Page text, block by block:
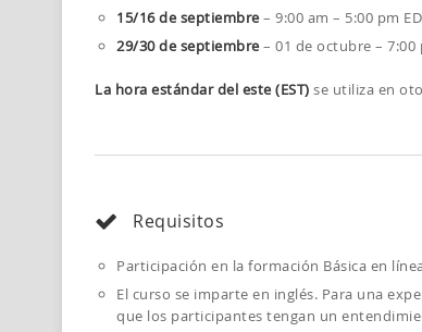
15/16 de septiembre– 9:00 am – 5:00 pm
29/30 de septiembre– 01 de octubre – 7:00
La hora estándar del este (EST) se utiliza en
Requisitos
Participación en la formación Básica en
El curso se imparte en inglés. Para una
que los participantes tengan un